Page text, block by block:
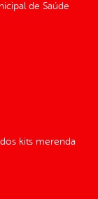
de Saúde
kits merenda